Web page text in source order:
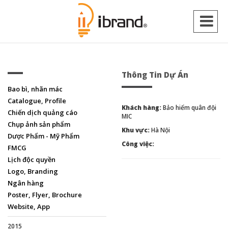
Bao bì, nhãn mác
Catalogue, Profile
Chiến dịch quảng cáo
Chụp ảnh sản phẩm
Dược Phẩm - Mỹ Phẩm
FMCG
Lịch độc quyền
Logo, Branding
Ngân hàng
Poster, Flyer, Brochure
Website, App
2015
Thông Tin Dự Án
Khách hàng:Bảo hiểm quân đội
MIC
Khu vực:Hà Nội
Công việc: